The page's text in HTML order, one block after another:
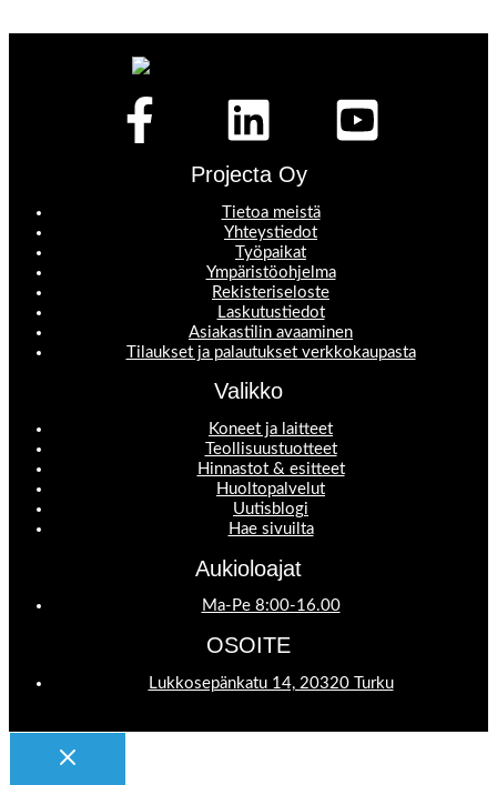
Projecta Oy
Tietoa meistä
Yhteystiedot
Työpaikat
Ympäristöohjelma
Rekisteriseloste
Laskutustiedot
Asiakastilin avaaminen
Tilaukset ja palautukset verkkokaupasta
Valikko
Koneet ja laitteet
Teollisuustuotteet
Hinnastot & esitteet
Huoltopalvelut
Uutisblogi
Hae sivuilta
Aukioloajat
Ma-Pe 8:00-16.00
OSOITE
Lukkosepänkatu 14, 20320 Turku